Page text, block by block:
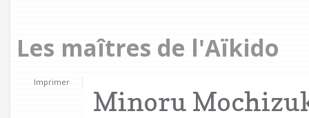
Les maîtres de l'Aïkido
Imprimer
Minoru